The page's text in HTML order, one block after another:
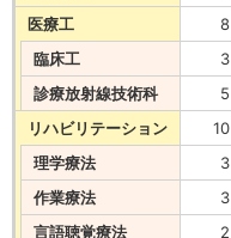
医療工
8
臨床工
3
診療放射線技術科
5
リハビリテーション
10
理学療法
3
作業療法
3
言語聴覚療法
2